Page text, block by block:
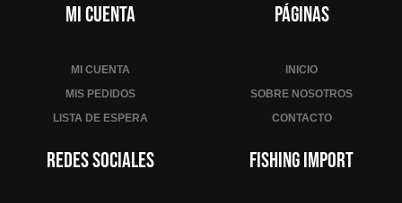
Mi cuenta
MI CUENTA
MIS PEDIDOS
LISTA DE ESPERA
Páginas
INICIO
SOBRE NOSOTROS
CONTACTO
Redes sociales Fishing Import